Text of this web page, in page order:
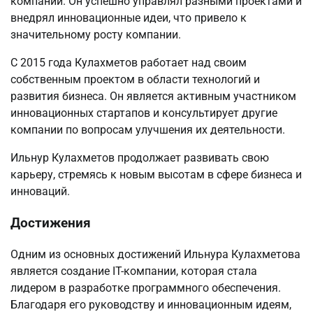
внедрял инновационные идеи, что привело к
значительному росту компании.
С 2015 года Кулахметов работает над своим
собственным проектом в области технологий и
развития бизнеса. Он является активным участником
инновационных стартапов и консультирует другие
компании по вопросам улучшения их деятельности.
Ильнур Кулахметов продолжает развивать свою
карьеру, стремясь к новым высотам в сфере бизнеса и
инноваций.
Достижения
Одним из основных достижений Ильнура Кулахметова
является создание IT-компании, которая стала
лидером в разработке программного обеспечения.
Благодаря его руководству и инновационным идеям,